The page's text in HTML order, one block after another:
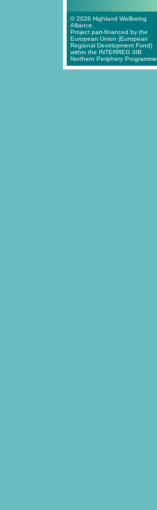
© 2026 Highland Wellbeing
Alliance.
Project part-financed by the
European Union (European
Regional Development Fund)
within the INTERREG IIIB
Northern Periphery Programme.